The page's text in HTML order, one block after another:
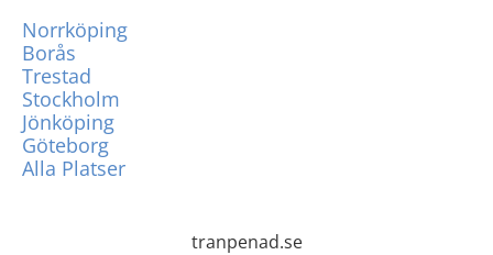
Norrköping
Borås
Trestad
Stockholm
Jönköping
Göteborg
Alla Platser
tranpenad.se